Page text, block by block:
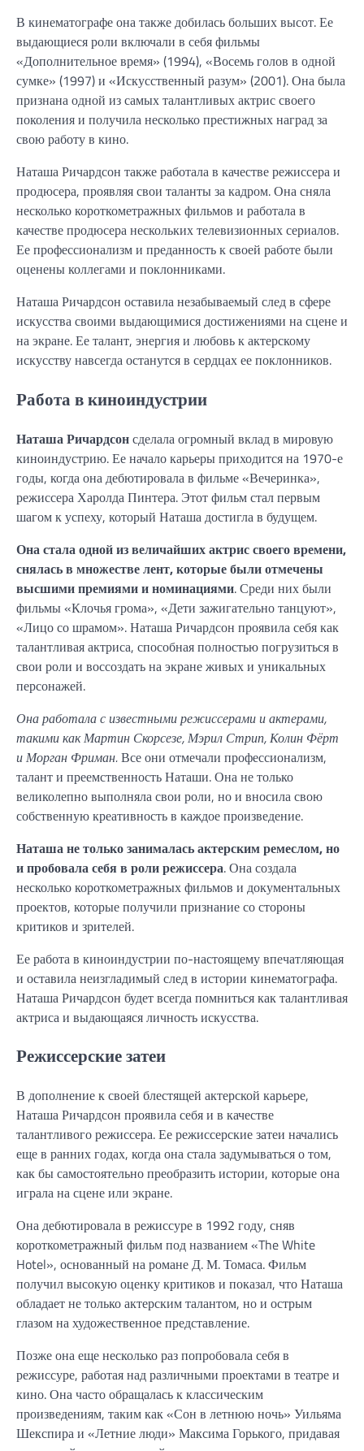
В кинематографе она также добилась больших высот. Ее
выдающиеся роли включали в себя фильмы
«Дополнительное время» (1994), «Восемь голов в одной
сумке» (1997) и «Искусственный разум» (2001). Она была
признана одной из самых талантливых актрис своего
поколения и получила несколько престижных наград за
свою работу в кино.
Наташа Ричардсон также работала в качестве режиссера и
продюсера, проявляя свои таланты за кадром. Она сняла
несколько короткометражных фильмов и работала в
качестве продюсера нескольких телевизионных сериалов.
Ее профессионализм и преданность к своей работе были
оценены коллегами и поклонниками.
Наташа Ричардсон оставила незабываемый след в сфере
искусства своими выдающимися достижениями на сцене и
на экране. Ее талант, энергия и любовь к актерскому
искусству навсегда останутся в сердцах ее поклонников.
Работа в киноиндустрии
Наташа Ричардсонсделала огромный вклад в мировую
киноиндустрию. Ее начало карьеры приходится на 1970-е
годы, когда она дебютировала в фильме «Вечеринка»,
режиссера Харолда Пинтера. Этот фильм стал первым
шагом к успеху, который Наташа достигла в будущем.
Она стала одной из величайших актрис своего времени,
снялась в множестве лент, которые были отмечены
высшими премиями и номинациями. Среди них были
фильмы «Клочья грома», «Дети зажигательно танцуют»,
«Лицо со шрамом». Наташа Ричардсон проявила себя как
талантливая актриса, способная полностью погрузиться в
свои роли и воссоздать на экране живых и уникальных
персонажей.
Она работала с известными режиссерами и актерами,
такими как Мартин Скорсезе, Мэрил Стрип, Колин Фёрт
и Морган Фриман.Все они отмечали профессионализм,
талант и преемственность Наташи. Она не только
великолепно выполняла свои роли, но и вносила свою
собственную креативность в каждое произведение.
Наташа не только занималась актерским ремеслом, но
и пробовала себя в роли режиссера. Она создала
несколько короткометражных фильмов и документальных
проектов, которые получили признание со стороны
критиков и зрителей.
Ее работа в киноиндустрии по-настоящему впечатляющая
и оставила неизгладимый след в истории кинематографа.
Наташа Ричардсон будет всегда помниться как талантливая
актриса и выдающаяся личность искусства.
Режиссерские затеи
В дополнение к своей блестящей актерской карьере,
Наташа Ричардсон проявила себя и в качестве
талантливого режиссера. Ее режиссерские затеи начались
еще в ранних годах, когда она стала задумываться о том,
как бы самостоятельно преобразить истории, которые она
играла на сцене или экране.
Она дебютировала в режиссуре в 1992 году, сняв
короткометражный фильм под названием «The White
Hotel», основанный на романе Д. М. Томаса. Фильм
получил высокую оценку критиков и показал, что Наташа
обладает не только актерским талантом, но и острым
глазом на художественное представление.
Позже она еще несколько раз попробовала себя в
режиссуре, работая над различными проектами в театре и
кино. Она часто обращалась к классическим
произведениям, таким как «Сон в летнюю ночь» Уильяма
Шекспира и «Летние люди» Максима Горького, придавая